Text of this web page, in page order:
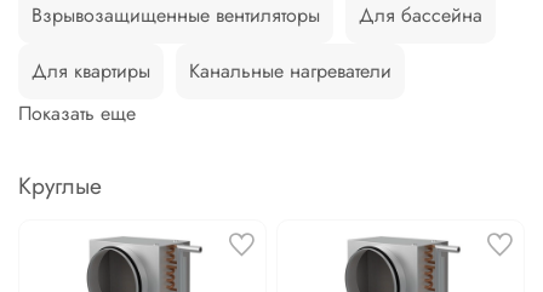
Взрывозащищенные вентиляторы
Для бассейна
Для квартиры
Канальные нагреватели
Показать еще
Круглые